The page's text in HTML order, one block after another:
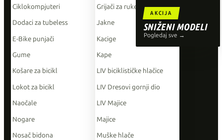
AKCIJA
SNIŽENI MODELI
Pogledaj sve →
Ciklokompjuteri
Dodaci za tubeless
E-Bike punjači
Gume
Košare za bicikl
Lokot za bicikl
Naočale
Nogare
Nosač bidona
Grijači za ruke
Jakne
Kacige
Kape
LIV biciklističke hlačice
LIV Dresovi gornji dio
LIV Majice
Majice
Muške hlače